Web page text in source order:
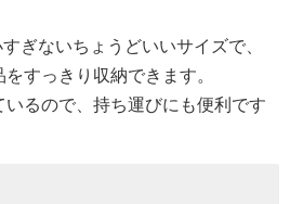
ぎないちょうどいいサイズで、
すっきり収納できます。
るので、持ち運びにも便利です